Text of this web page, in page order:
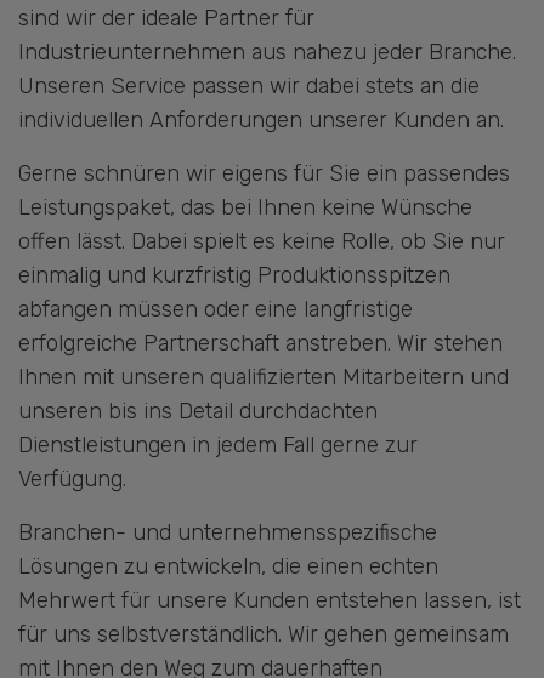
sind wir der ideale Partner für
Industrieunternehmen aus nahezu jeder Branche.
Unseren Service passen wir dabei stets an die
individuellen Anforderungen unserer Kunden an.
Gerne schnüren wir eigens für Sie ein passendes
Leistungspaket, das bei Ihnen keine Wünsche
offen lässt. Dabei spielt es keine Rolle, ob Sie nur
einmalig und kurzfristig Produktionsspitzen
abfangen müssen oder eine langfristige
erfolgreiche Partnerschaft anstreben. Wir stehen
Ihnen mit unseren qualifizierten Mitarbeitern und
unseren bis ins Detail durchdachten
Dienstleistungen in jedem Fall gerne zur
Verfügung.
Branchen- und unternehmensspezifische
Lösungen zu entwickeln, die einen echten
Mehrwert für unsere Kunden entstehen lassen, ist
für uns selbstverständlich. Wir gehen gemeinsam
mit Ihnen den Weg zum dauerhaften